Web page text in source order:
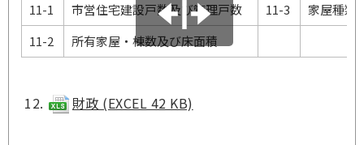
11-1
市営住宅建設戸数及び管理戸数 11-3
家屋種類
11-2
所有家屋・棟数及び床面積
財政 (EXCEL 42 KB)